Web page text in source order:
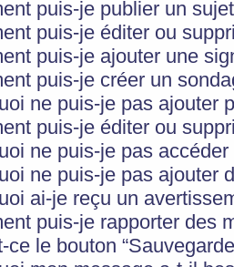
puis-je publier un
puis-je éditer ou
puis-je ajouter une
puis-je créer un
ne puis-je pas ajouter
puis-je éditer ou
ne puis-je pas
ne puis-je pas ajouter
ai-je reçu un
puis-je rapporter des
ce le bouton